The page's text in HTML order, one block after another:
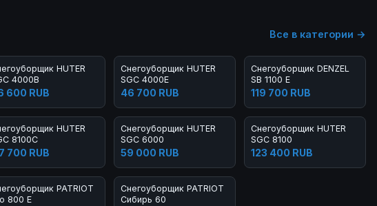
Все в категории →
HUTER
4000B
600 RUB
Снегоуборщик HUTER
SGC 4000E
46 700 RUB
Снегоуборщик DENZEL
SB 1100 E
119 700 RUB
HUTER
8100C
700 RUB
Снегоуборщик HUTER
SGC 6000
59 000 RUB
Снегоуборщик HUTER
SGC 8100
123 400 RUB
PATRIOT
800 E
Снегоуборщик PATRIOT
Сибирь 60